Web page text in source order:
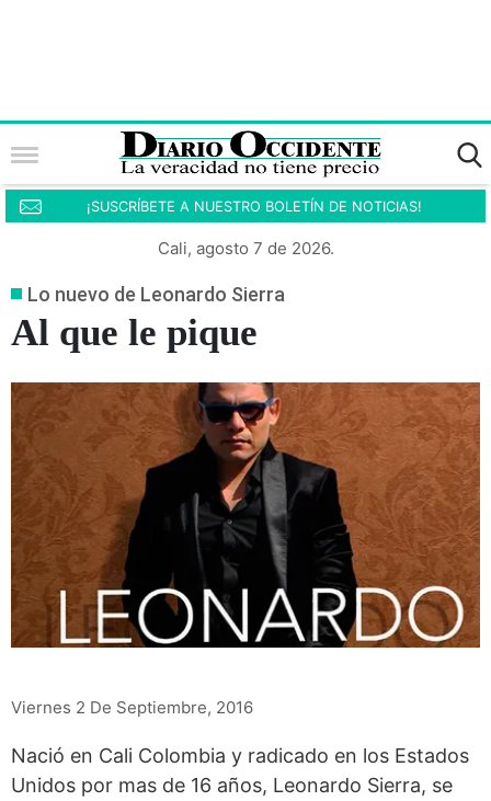
¡SUSCRÍBETE A NUESTRO BOLETÍN DE NOTICIAS!
Cali, agosto 7 de 2026.
Lo nuevo de Leonardo Sierra
Al que le pique
Viernes 2 De Septiembre, 2016
Nació en Cali Colombia y radicado en los Estados
Unidos por mas de 16 años, Leonardo Sierra, se